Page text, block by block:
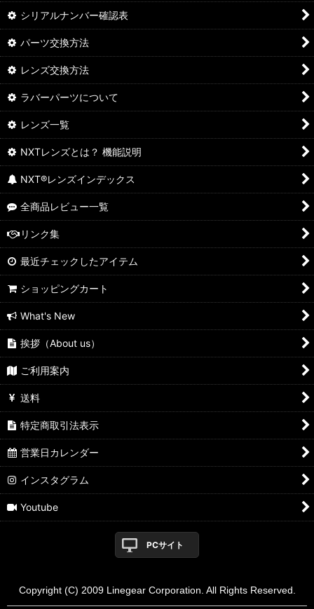
シリアルナンバー確認表
パーツ交換方法
レンズ交換方法
ラバーパーツについて
レンズ一覧
NXTレンズとは？ 機能説明
NXT®レンズインデックス
全商品レビュー一覧
リンク集
最近チェックしたアイテム
ショッピングカート
What's New
挨拶（About us）
ご利用案内
送料
特定商取引法表示
営業日カレンダー
インスタグラム
Youtube
PCサイト
Copyright (C) 2009 Linegear Corporation. All Rights Reserved.